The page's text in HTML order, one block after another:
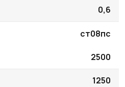
0,6
ст08пс
2500
1250